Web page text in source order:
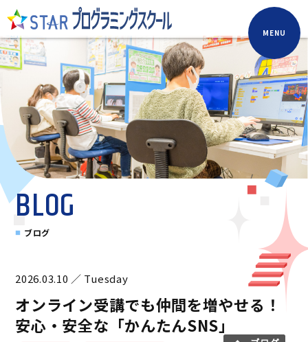
MENU
BLOG
ブログ
2026.03.10 ／ Tuesday
オンライン受講でも仲間を増やせる！
安心・安全な「かんたんSNS」